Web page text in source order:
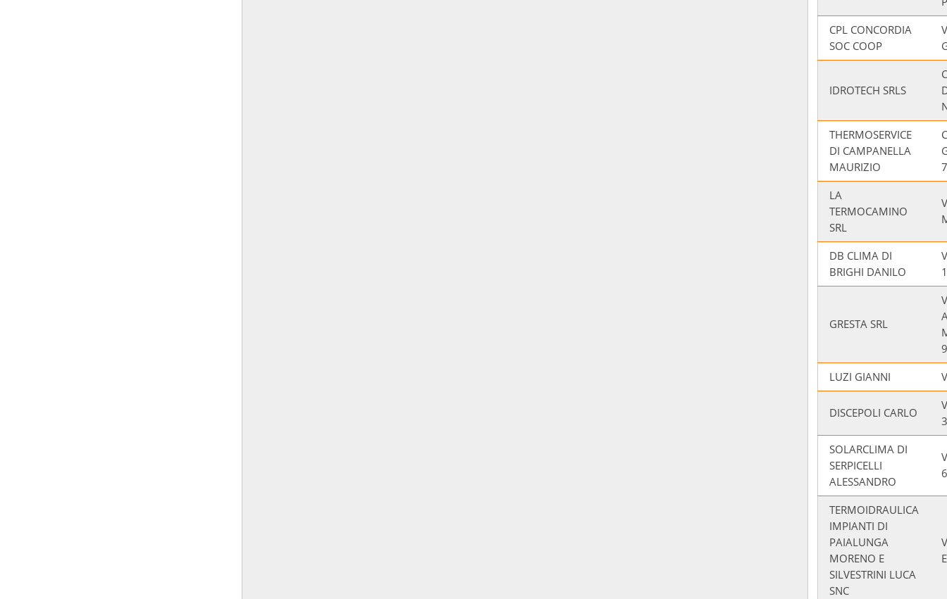
CPL CONCORDIA
SOC COOP
IDROTECH SRLS
THERMOSERVICE
DI CAMPANELLA
MAURIZIO
LA
TERMOCAMINO
SRL
DB CLIMA DI
BRIGHI DANILO
GRESTA SRL
LUZI GIANNI
DISCEPOLI CARLO
SOLARCLIMA DI
SERPICELLI
ALESSANDRO
TERMOIDRAULICA
IMPIANTI DI
PAIALUNGA
MORENO E
SILVESTRINI LUCA
SNC